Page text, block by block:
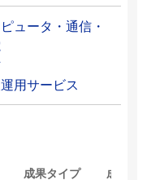
ュータ・通信・
用サービス
成果タイプ 成果報